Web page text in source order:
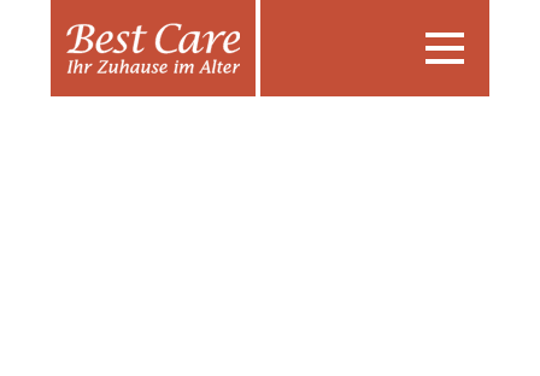
Toggle